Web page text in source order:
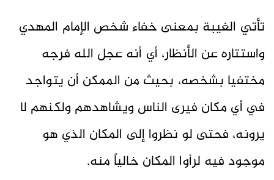
تأتي الغيبة بمعنى خفاء شخص الإمام المهدي
واستتاره عن الأنظار، أي أنه عجل الله فرجه
مختفيا بشخصه، بحيث من الممكن أن يتواجد
في أي مكان فيرى الناس ويشاهدهم ولكنهم لا
يرونه، فحتى لو نظروا إلى المكان الذي هو
موجود فيه لرأوا المكان خالياً منه.